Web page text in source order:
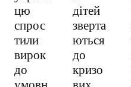
цю
спрос
тили
вирок
до
дітей
зверта
ються
до
кризо